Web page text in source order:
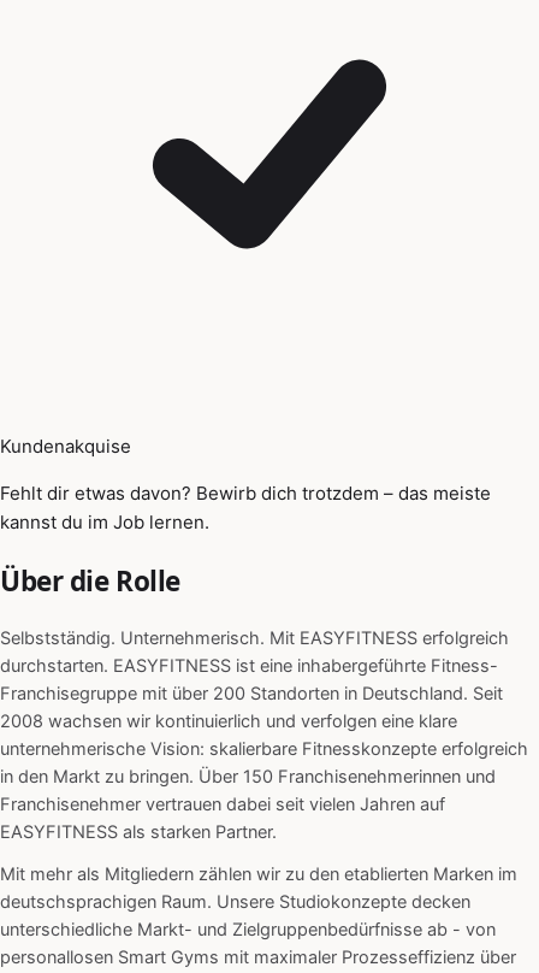
Kundenakquise
Fehlt dir etwas davon? Bewirb dich trotzdem – das meiste
kannst du im Job lernen.
Über die Rolle
Selbstständig. Unternehmerisch. Mit EASYFITNESS erfolgreich
durchstarten. EASYFITNESS ist eine inhabergeführte Fitness-
Franchisegruppe mit über 200 Standorten in Deutschland. Seit
2008 wachsen wir kontinuierlich und verfolgen eine klare
unternehmerische Vision: skalierbare Fitnesskonzepte erfolgreich
in den Markt zu bringen. Über 150 Franchisenehmerinnen und
Franchisenehmer vertrauen dabei seit vielen Jahren auf
EASYFITNESS als starken Partner.
Mit mehr als Mitgliedern zählen wir zu den etablierten Marken im
deutschsprachigen Raum. Unsere Studiokonzepte decken
unterschiedliche Markt- und Zielgruppenbedürfnisse ab - von
personallosen Smart Gyms mit maximaler Prozesseffizienz über